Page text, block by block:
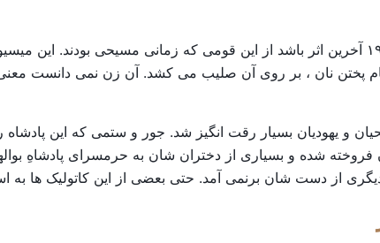
شاید تجربۀ میسیونر انگلیسی در دهه ۱۹۳۰ آخرین اثر باشد از این قومی که
پختن نان ، بر روی آن صلیب می کشد. آن زن نمی
فروخته شده و بسیاری از دختران شان به حرمسرای پادشاهِ
از دست شان برنمی آمد. حتی بعضی از این کاتولیک ها به